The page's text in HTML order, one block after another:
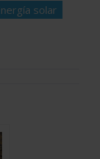
solar